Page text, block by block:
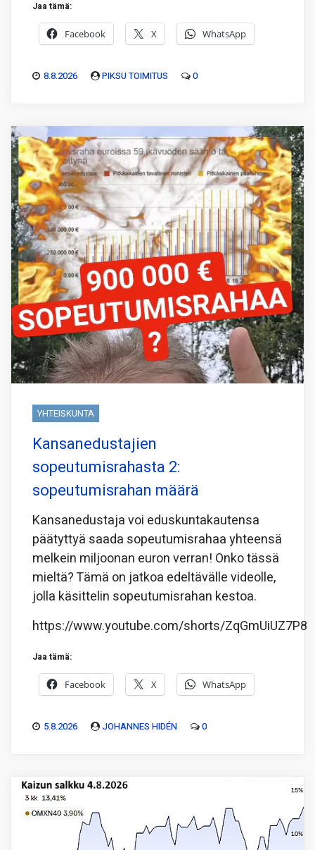
Jaa tämä:
Facebook X WhatsApp
8.8.2026 PIKSU TOIMITUS 0
YHTEISKUNTA
Kansanedustajien
sopeutumisrahasta 2:
sopeutumisrahan määrä
Kansanedustaja voi eduskuntakautensa
päätyttyä saada sopeutumisrahaa yhteensä
melkein miljoonan euron verran! Onko tässä
mieltä? Tämä on jatkoa edeltävälle videolle,
jolla käsittelin sopeutumisrahan kestoa.
https://www.youtube.com/shorts/ZqGmUiUZ7P8
Jaa tämä:
Facebook X WhatsApp
5.8.2026 JOHANNES HIDÉN 0